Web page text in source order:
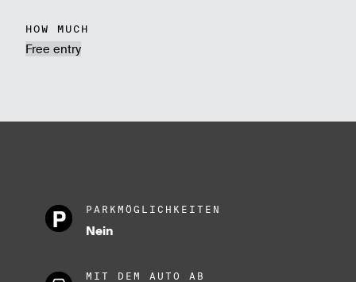
HOW MUCH
Free entry
PARKMÖGLICHKEITEN
Nein
MIT DEM AUTO AB